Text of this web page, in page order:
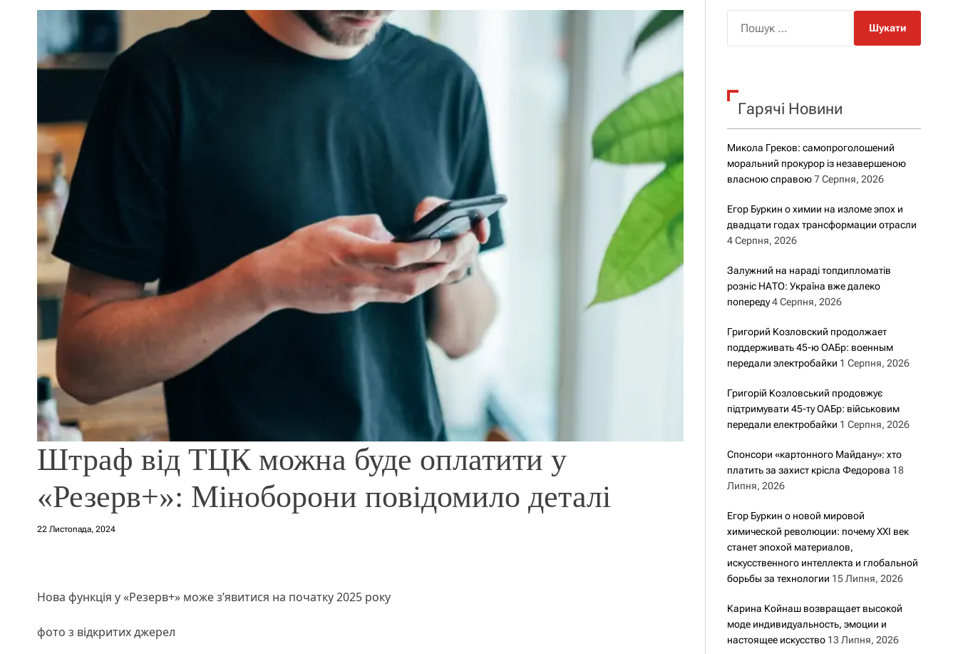
о
у
Штраф від ТЦК можна буде оплатити у
«Резерв+»: Міноборони повідомило деталі
22 Листопада, 2024
Нова функція у «Резерв+» може з’явитися на початку 2025 року
фото з відкритих джерел
к
Гарячі Новини
Микола Греков: самопроголошений
моральний прокурор із незавершеною
власною справою 7 Серпня, 2026
Егор Буркин о химии на изломе эпох и
двадцати годах трансформации отрасли
4 Серпня, 2026
Залужний на нараді топдипломатів
розніс НАТО: Україна вже далеко
попереду 4 Серпня, 2026
Григорий Козловский продолжает
поддерживать 45-ю ОАБр: военным
передали электробайки 1 Серпня, 2026
Григорій Козловський продовжує
підтримувати 45-ту ОАБр: військовим
передали електробайки 1 Серпня, 2026
Спонсори «картонного Майдану»: хто
платить за захист крісла Федорова 18
Липня, 2026
Егор Буркин о новой мировой
химической революции: почему XXI век
станет эпохой материалов,
искусственного интеллекта и глобальной
борьбы за технологии 15 Липня, 2026
Карина Койнаш возвращает высокой
моде индивидуальность, эмоции и
настоящее искусство 13 Липня, 2026